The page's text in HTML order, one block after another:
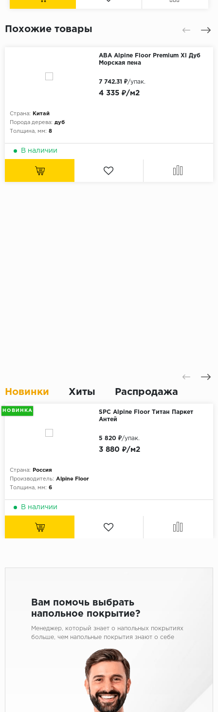
Похожие товары
ABA Alpine Floor Premium Xl Дуб
Морская пена
Страна:
Китай
Порода дерева: дуб
Толщина, мм: 8
4 335 ₽/м2
7 742.31 ₽/упак.
В наличии
Новинки Хиты Распродажа
НОВИНКА
SPC Alpine Floor Титан Паркет
Антей
Страна:
Россия
Производитель: Alpine Floor
Толщина, мм: 6
3 880 ₽/м2
5 820 ₽/упак.
В наличии
Вам помочь выбрать
напольное покрытие?
Менеджер, который знает о напольных покрытиях
больше, чем напольные покрытия знают о себе